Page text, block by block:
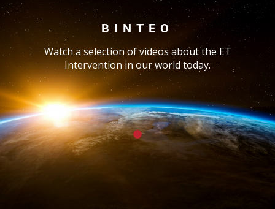
ΒΊΝΤΕΟ
Watch a selection of videos about the ET
Intervention in our world today.